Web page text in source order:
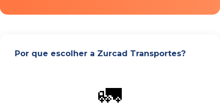
Por que escolher a Zurcad Transportes?
🚛